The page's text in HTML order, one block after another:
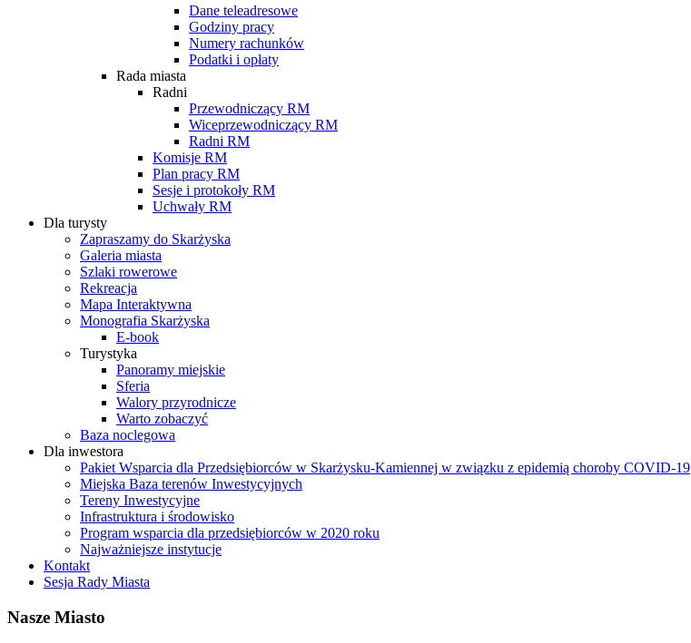
Dane teleadresowe
Godziny pracy
Numery rachunków
Podatki i opłaty
Rada miasta
Radni
Przewodniczący RM
Wiceprzewodniczący RM
Radni RM
Komisje RM
Plan pracy RM
Sesje i protokoły RM
Uchwały RM
Dla turysty
Zapraszamy do Skarżyska
Galeria miasta
Szlaki rowerowe
Rekreacja
Mapa Interaktywna
Monografia Skarżyska
E-book
Turystyka
Panoramy miejskie
Sferia
Walory przyrodnicze
Warto zobaczyć
Baza noclegowa
Dla inwestora
Pakiet Wsparcia dla Przedsiębiorców w Skarżysku-Kamiennej w związku z epidemią choroby COVID-19
Miejska Baza terenów Inwestycyjnych
Tereny Inwestycyjne
Infrastruktura i środowisko
Program wsparcia dla przedsiębiorców w 2020 roku
Najważniejsze instytucje
Kontakt
Sesja Rady Miasta
Nasze Miasto